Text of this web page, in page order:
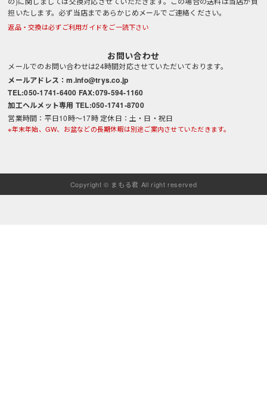
担いたします。必ず当店まであらかじめメールでご連絡ください。
返品・交換は必ずご利用ガイドをご一読下さい
お問い合わせ
メールでのお問い合わせは24時間対応させていただいております。
メールアドレス：m.info@trys.co.jp
TEL:050-1741-6400 FAX:079-594-1160
加工ヘルメット専用 TEL:050-1741-8700
営業時間：平日10時～17時 定休日：土・日・祝日
※年末年始、GW、お盆などの長期休暇は別途ご案内させていただきます。
Copyright © まもる君 All right reserved